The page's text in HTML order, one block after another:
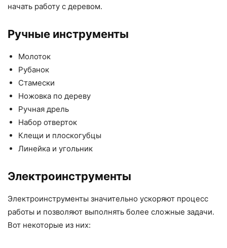
начать работу с деревом.
Ручные инструменты
Молоток
Рубанок
Стамески
Ножовка по дереву
Ручная дрель
Набор отверток
Клещи и плоскогубцы
Линейка и угольник
Электроинструменты
Электроинструменты значительно ускоряют процесс
работы и позволяют выполнять более сложные задачи.
Вот некоторые из них: